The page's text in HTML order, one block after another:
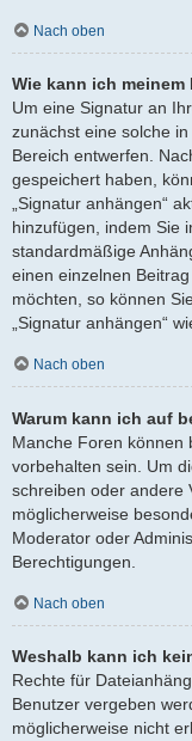
Nach oben
Wie kann ich
Um eine Signatur an
zunächst eine solche
Bereich entwerfen.
gespeichert haben,
„Signatur anhängen“
hinzufügen, indem Sie
standardmäßige
einen einzelnen
möchten, so können
„Signatur anhängen“
Nach oben
Warum kann ich auf
Manche Foren können
vorbehalten sein. Um
schreiben oder andere
möglicherweise
Moderator oder
Berechtigungen.
Nach oben
Weshalb kann ich
Rechte für
Benutzer vergeben
möglicherweise nicht